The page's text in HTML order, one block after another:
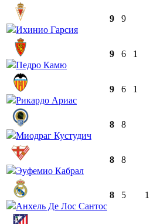
Ихинио Гарсия
9 9
Педро Камю
9 6 1
Рикардо Ариас
9 6 1
Миодраг Кустудич
8 8
Эуфемио Кабрал
8 8
Анхель Де Лос Сантос
8 5 1